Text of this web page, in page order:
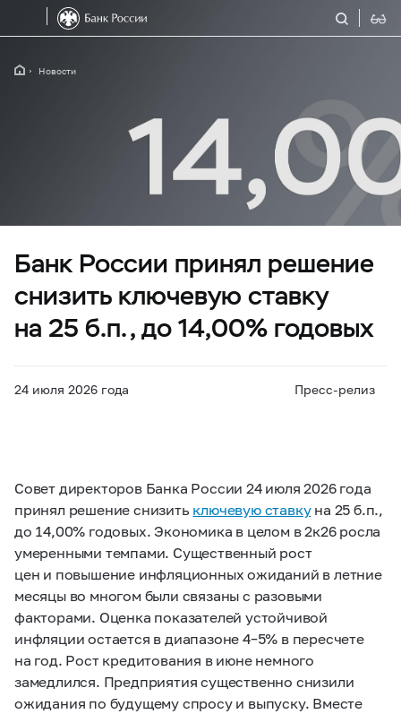
Новости
Банк России принял решение
снизить ключевую ставку
на 25 б.п., до 14,00% годовых
24 июля 2026 года Пресс-релиз
Совет директоров Банка России 24 июля 2026 года
принял решение снизить ключевую ставку на 25 б.п.,
до 14,00% годовых. Экономика в целом в 2к26 росла
умеренными темпами. Существенный рост
цен и повышение инфляционных ожиданий в летние
месяцы во многом были связаны с разовыми
факторами. Оценка показателей устойчивой
инфляции остается в диапазоне 4–5% в пересчете
на год. Рост кредитования в июне немного
замедлился. Предприятия существенно снизили
ожидания по будущему спросу и выпуску. Вместе